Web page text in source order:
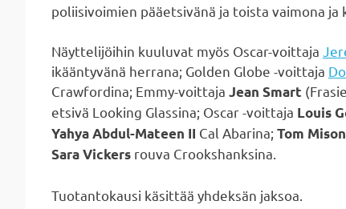
poliisivoimien pääetsivänä ja toista vaimona ja
Näyttelijöihin kuuluvat myös Oscar-voittaja
ikääntyvänä herrana; Golden Globe -voittaja
Crawfordina; Emmy-voittaja Jean Smart
etsivä Looking Glassina; Oscar -voittaja Louis
Yahya Abdul-Mateen II Cal Abarina; Tom Mison
Sara Vickers rouva Crookshanksina.
Tuotantokausi käsittää yhdeksän jaksoa.